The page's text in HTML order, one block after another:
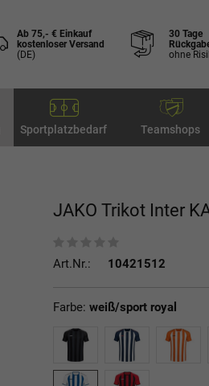
Ab 75,- € Einkauf
kostenloser Versand
(DE)
30 Tage
ohne
Sportplatzbedarf Teamshops
JAKO Trikot Inter
Art.Nr.: 10421512
Farbe: weiß/sport royal